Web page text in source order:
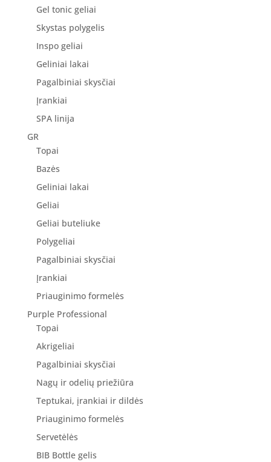
Gel tonic geliai
Skystas polygelis
Inspo geliai
Geliniai lakai
Pagalbiniai skysčiai
Įrankiai
SPA linija
GR
Topai
Bazės
Geliniai lakai
Geliai
Geliai buteliuke
Polygeliai
Pagalbiniai skysčiai
Įrankiai
Priauginimo formelės
Purple Professional
Topai
Akrigeliai
Pagalbiniai skysčiai
Nagų ir odelių priežiūra
Teptukai, įrankiai ir dildės
Priauginimo formelės
Servetėlės
BIB Bottle gelis